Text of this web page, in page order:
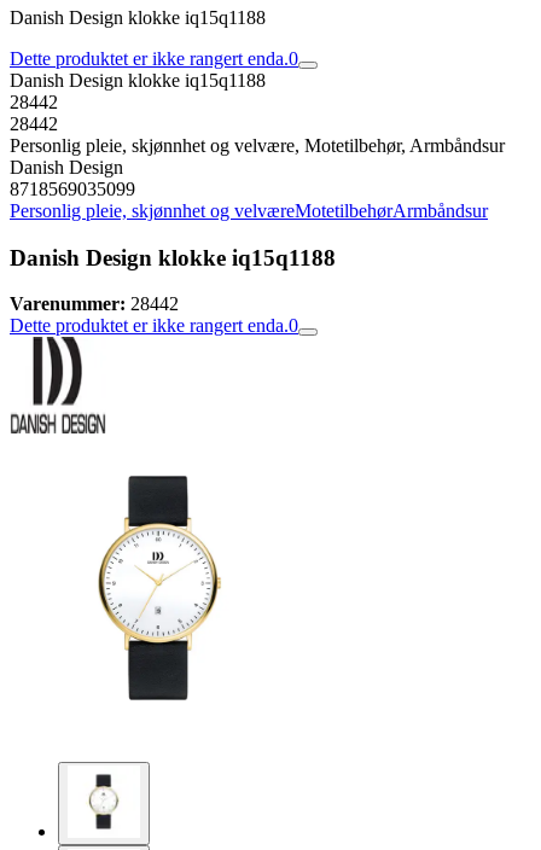
Danish Design klokke iq15q1188
Dette produktet er ikke rangert enda.0
Danish Design klokke iq15q1188
28442
28442
Personlig pleie, skjønnhet og velvære, Motetilbehør, Armbåndsur
Danish Design
8718569035099
Personlig pleie, skjønnhet og velværeMotetilbehørArmbåndsur
Danish Design klokke iq15q1188
Varenummer: 28442
Dette produktet er ikke rangert enda.0